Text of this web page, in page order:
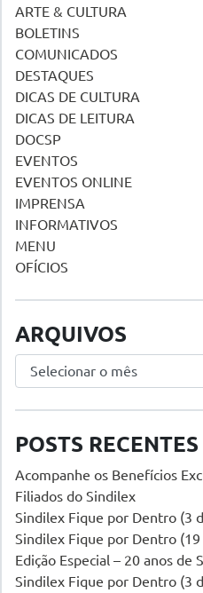
ARTE & CULTURA
BOLETINS
COMUNICADOS
DESTAQUES
DICAS DE CULTURA
DICAS DE LEITURA
DOCSP
EVENTOS
EVENTOS ONLINE
IMPRENSA
INFORMATIVOS
MENU
OFÍCIOS
ARQUIVOS
Arquivos
POSTS RECENTES
Acompanhe os Benefícios
Filiados do Sindilex
Sindilex Fique por Dentro (3
Sindilex Fique por Dentro
Edição Especial – 20 anos de
Sindilex Fique por Dentro (3